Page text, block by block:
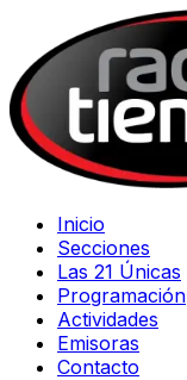
Inicio
Secciones
Las 21 Únicas
Programación
Actividades
Emisoras
Contacto